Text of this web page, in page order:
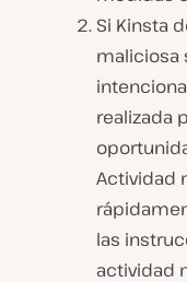
Si Kinsta
maliciosa
realizada
Actividad
las
actividad